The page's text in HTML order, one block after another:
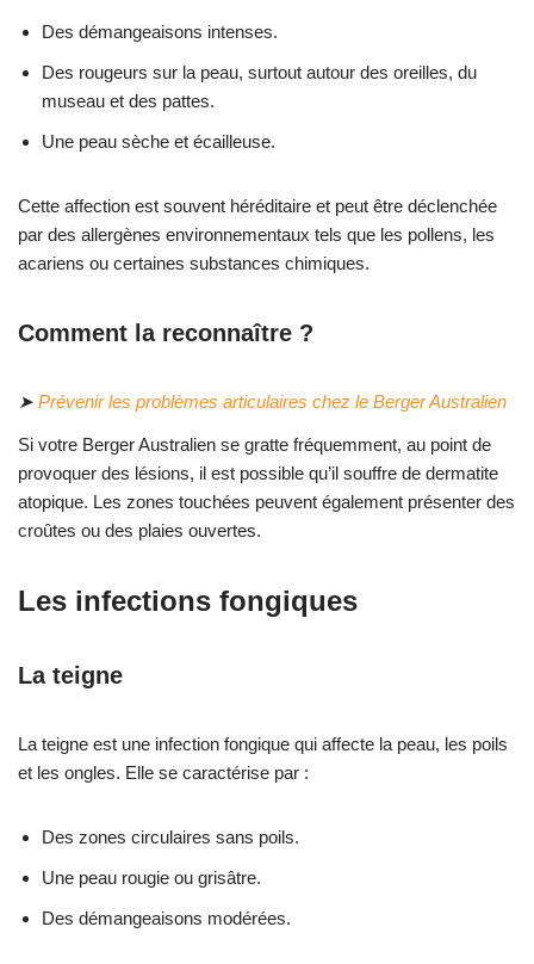
Des démangeaisons intenses.
Des rougeurs sur la peau, surtout autour des oreilles, du
museau et des pattes.
Une peau sèche et écailleuse.
Cette affection est souvent héréditaire et peut être déclenchée
par des allergènes environnementaux tels que les pollens, les
acariens ou certaines substances chimiques.
Comment la reconnaître ?
➤ Prévenir les problèmes articulaires chez le Berger Australien
Si votre Berger Australien se gratte fréquemment, au point de
provoquer des lésions, il est possible qu’il souffre de dermatite
atopique. Les zones touchées peuvent également présenter des
croûtes ou des plaies ouvertes.
Les infections fongiques
La teigne
La teigne est une infection fongique qui affecte la peau, les poils
et les ongles. Elle se caractérise par :
Des zones circulaires sans poils.
Une peau rougie ou grisâtre.
Des démangeaisons modérées.